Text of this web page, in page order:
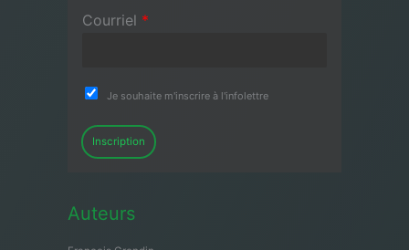
Courriel *
Je souhaite m'inscrire à l'infolettre
Inscription
Auteurs